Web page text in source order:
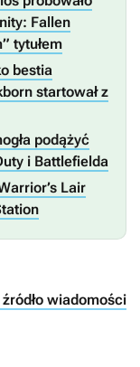
Fallen
tytułem
bestia
startował z
podążyć
i Battlefielda
Lair
wiadomości